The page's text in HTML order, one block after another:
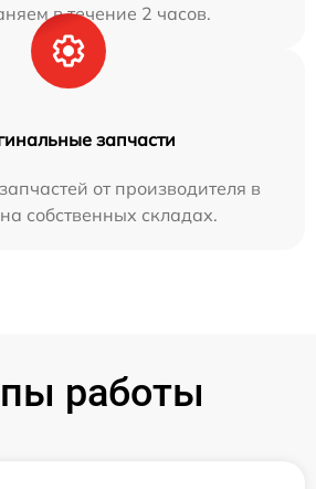
в течение 2 часов.
запчасти
от производителя в
собственных складах.
работы